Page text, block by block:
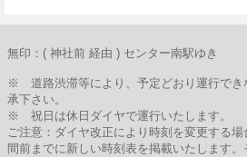
無印：( 神社前 経由 ) センター南駅ゆき
※ 道路渋滞等により、予定どおり運行でき
承下さい。
※ 祝日は休日ダイヤで運行いたします。
ご注意：ダイヤ改正により時刻を変更する
間前までに新しい時刻表を掲載いたします